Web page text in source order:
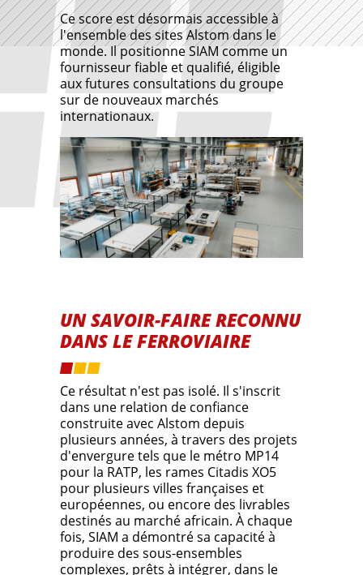
Ce score est désormais accessible à
l'ensemble des sites Alstom dans le
monde. Il positionne SIAM comme un
fournisseur fiable et qualifié, éligible
aux futures consultations du groupe
sur de nouveaux marchés
internationaux.
UN SAVOIR-FAIRE RECONNU
DANS LE FERROVIAIRE
Ce résultat n'est pas isolé. Il s'inscrit
dans une relation de confiance
construite avec Alstom depuis
plusieurs années, à travers des projets
d'envergure tels que le métro MP14
pour la RATP, les rames Citadis XO5
pour plusieurs villes françaises et
européennes, ou encore des livrables
destinés au marché africain. À chaque
fois, SIAM a démontré sa capacité à
produire des sous-ensembles
complexes, prêts à intégrer, dans le